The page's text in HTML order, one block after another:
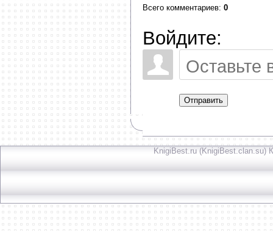
Всего комментариев: 0
Войдите:
Отправить
KnigiBest.ru (KnigiBest.clan.su)